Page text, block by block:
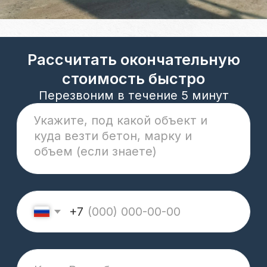
74betonzavod@mail.ru
ОГРН 1177456028573 / ИНН 7453308460